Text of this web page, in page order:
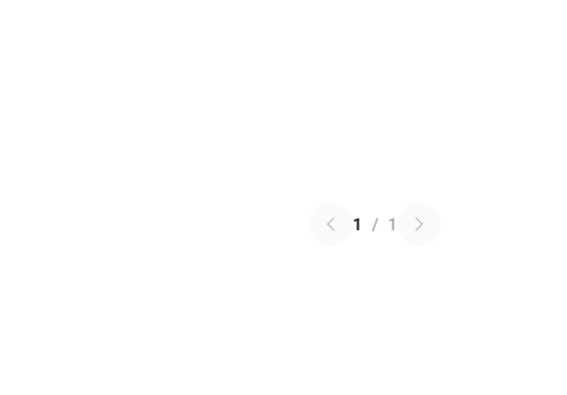
1 / 1